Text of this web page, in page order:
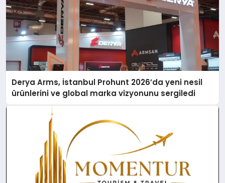
Derya Arms, İstanbul Prohunt 2026’da yeni nesil
ürünlerini ve global marka vizyonunu sergiledi